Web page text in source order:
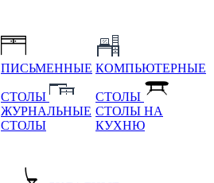
ПИСЬМЕННЫЕ
СТОЛЫ
ЖУРНАЛЬНЫЕ
СТОЛЫ
КОМПЬЮТЕРНЫЕ
СТОЛЫ
СТОЛЫ НА
КУХНЮ